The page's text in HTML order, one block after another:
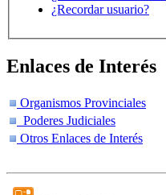
¿Recordar usuario?
Enlaces de Interés
Organismos Provinciales
Poderes Judiciales
Otros Enlaces de Interés